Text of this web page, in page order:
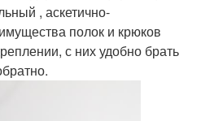
, аскетично-
полок и крюков
с них удобно брать